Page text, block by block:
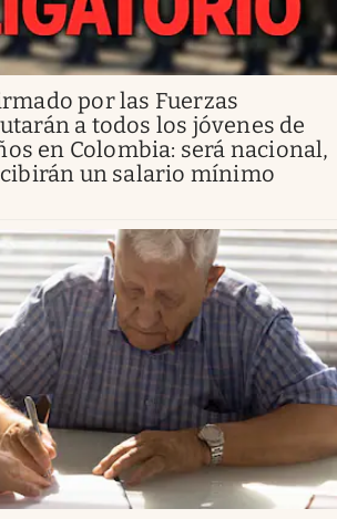
por las Fuerzas
a todos los jóvenes de
en Colombia: será nacional,
un salario mínimo